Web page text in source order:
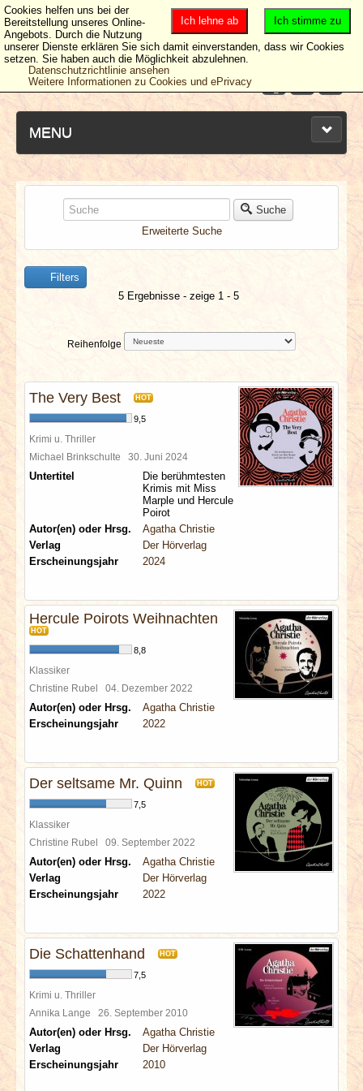
MENU
NEUESTE ARTIKEL
NEWS & DATES
BERICHTE
VERLOSUNGEN
SPECIALS
REDAKTION
ARCHIV
Suche
Erweiterte Suche
Filters
5 Ergebnisse - zeige 1 - 5
Reihenfolge
The Very Best HOT
9,5
Krimi u. Thriller
Michael Brinkschulte 30. Juni 2024
Untertitel
Die berühmtesten
Krimis mit Miss
Marple und Hercule
Poirot
Autor(en) oder Hrsg.
Agatha Christie
Verlag
Der Hörverlag
Erscheinungsjahr
2024
Hercule Poirots Weihnachten
HOT
8,8
Klassiker
Christine Rubel 04. Dezember 2022
Autor(en) oder Hrsg.
Agatha Christie
Erscheinungsjahr
2022
Der seltsame Mr. Quinn HOT
7,5
Klassiker
Christine Rubel 09. September 2022
Autor(en) oder Hrsg.
Agatha Christie
Verlag
Der Hörverlag
Erscheinungsjahr
2022
Die Schattenhand HOT
7,5
Krimi u. Thriller
Annika Lange 26. September 2010
Autor(en) oder Hrsg.
Agatha Christie
Verlag
Der Hörverlag
Erscheinungsjahr
2010
Ich stimme zu
Ich lehne ab
Cookies helfen uns bei der
Bereitstellung unseres Online-
Angebots. Durch die Nutzung
unserer Dienste erklären Sie sich damit einverstanden, dass wir Cookies
setzen. Sie haben auch die Möglichkeit abzulehnen.
Datenschutzrichtlinie ansehen
Weitere Informationen zu Cookies und ePrivacy